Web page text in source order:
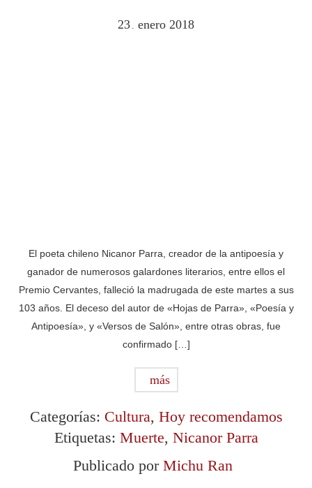
23 enero 2018
El poeta chileno Nicanor Parra, creador de la antipoesía y
ganador de numerosos galardones literarios, entre ellos el
Premio Cervantes, falleció la madrugada de este martes a sus
103 años. El deceso del autor de «Hojas de Parra», «Poesía y
Antipoesía», y «Versos de Salón», entre otras obras, fue
confirmado […]
más
Categorías: Cultura, Hoy recomendamos
Etiquetas: Muerte, Nicanor Parra
Publicado por Michu Ran